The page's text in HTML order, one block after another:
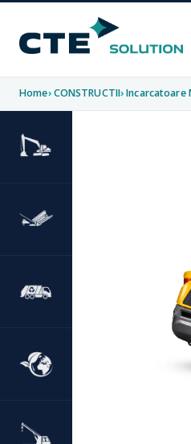
Home CONSTRUCTII Incarcatoare